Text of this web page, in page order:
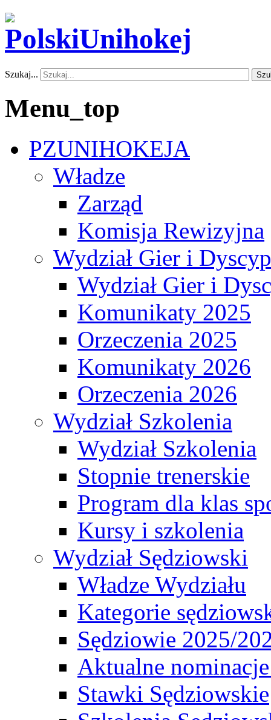
Szukaj...
Menu_top
PZUNIHOKEJA
Władze
Zarząd
Komisja Rewizyjna
Wydział Gier i
Wydział Gier i
Komunikaty 2025
Orzeczenia 2025
Komunikaty 2026
Orzeczenia 2026
Wydział Szkolenia
Wydział Szkolenia
Stopnie trenerskie
Program dla klas
Kursy i szkolenia
Wydział Sędziowski
Władze Wydziału
Kategorie
Sędziowie 2025/
Aktualne
Stawki Sędziowskie